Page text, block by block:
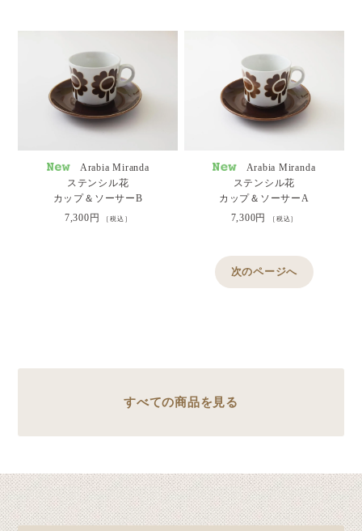
Arabia Miranda
ステンシル花
カップ＆ソーサーB
7,300円 ［税込］
Arabia Miranda
ステンシル花
カップ＆ソーサーA
7,300円 ［税込］
次のページへ
すべての商品を見る